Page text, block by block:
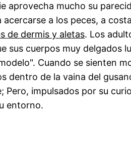
aprovecha mucho su
acercarse a los peces, a
de dermis y aletas. Los
sus cuerpos muy delgados
Cuando se sienten
dentro de la vaina del
Pero, impulsados por su
entorno.